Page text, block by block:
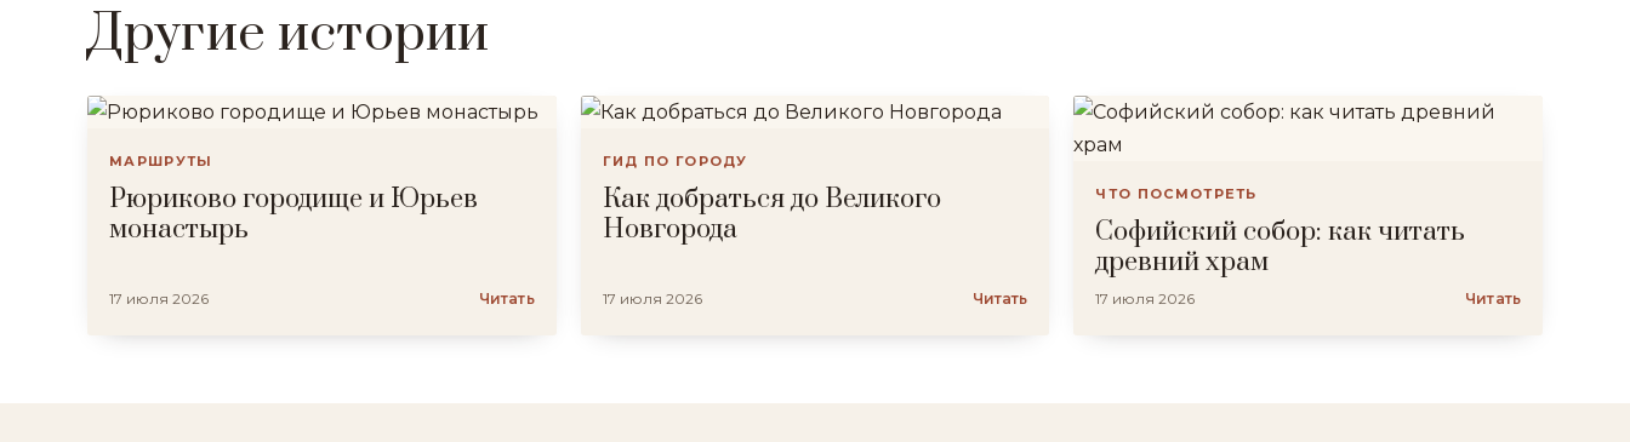
Другие истории
МАРШРУТЫ
Рюриково городище и Юрьев
монастырь
17 июля 2026 Читать
ГИД ПО ГОРОДУ
Как добраться до Великого
Новгорода
17 июля 2026 Читать
ЧТО ПОСМОТРЕТЬ
Софийский собор: как читать
древний храм
17 июля 2026 Читать